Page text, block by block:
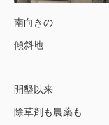
南向きの
傾斜地
開墾以来
除草剤も農薬も